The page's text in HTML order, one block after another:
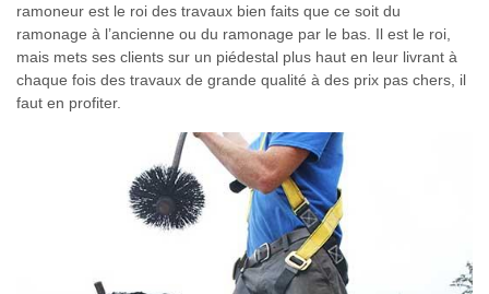
ramoneur est le roi des travaux bien faits que ce soit du
ramonage à l’ancienne ou du ramonage par le bas. Il est le roi,
mais mets ses clients sur un piédestal plus haut en leur livrant à
chaque fois des travaux de grande qualité à des prix pas chers, il
faut en profiter.